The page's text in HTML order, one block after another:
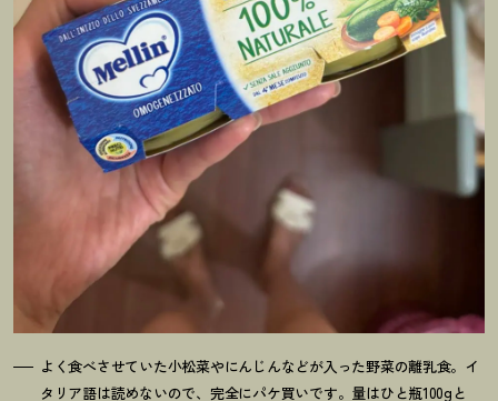
よく食べさせていた小松菜やにんじんなどが入った野菜の離乳食。イ
タリア語は読めないので、完全にパケ買いです。量はひと瓶100gと